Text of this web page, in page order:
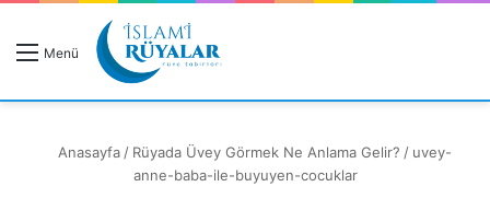
Menü
Anasayfa / Rüyada Üvey Görmek Ne Anlama Gelir? / uvey-
anne-baba-ile-buyuyen-cocuklar